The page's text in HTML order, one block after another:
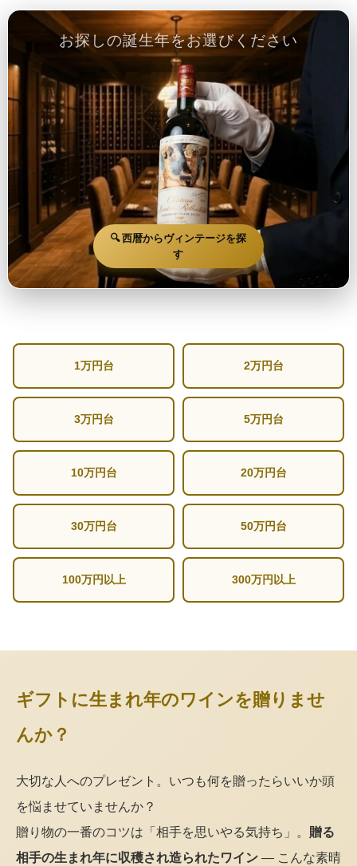
お探しの誕生年をお選びください
🔍 西暦からヴィンテージを探
す
1万円台 2万円台
3万円台 5万円台
10万円台 20万円台
30万円台 50万円台
100万円以上 300万円以上
ギフトに生まれ年のワインを贈りませ
んか？
大切な人へのプレゼント。いつも何を贈ったらいいか頭
を悩ませていませんか？
贈り物の一番のコツは「相手を思いやる気持ち」。 贈る
相手の生まれ年に収穫され造られたワイン — こんな素晴